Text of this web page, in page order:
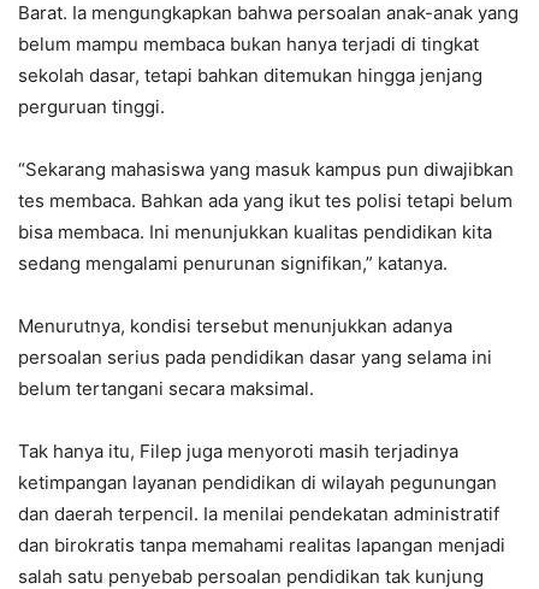
Barat. Ia mengungkapkan bahwa persoalan anak-anak yang
belum mampu membaca bukan hanya terjadi di tingkat
sekolah dasar, tetapi bahkan ditemukan hingga jenjang
perguruan tinggi.
“Sekarang mahasiswa yang masuk kampus pun diwajibkan
tes membaca. Bahkan ada yang ikut tes polisi tetapi belum
bisa membaca. Ini menunjukkan kualitas pendidikan kita
sedang mengalami penurunan signifikan,” katanya.
Menurutnya, kondisi tersebut menunjukkan adanya
persoalan serius pada pendidikan dasar yang selama ini
belum tertangani secara maksimal.
Tak hanya itu, Filep juga menyoroti masih terjadinya
ketimpangan layanan pendidikan di wilayah pegunungan
dan daerah terpencil. Ia menilai pendekatan administratif
dan birokratis tanpa memahami realitas lapangan menjadi
salah satu penyebab persoalan pendidikan tak kunjung